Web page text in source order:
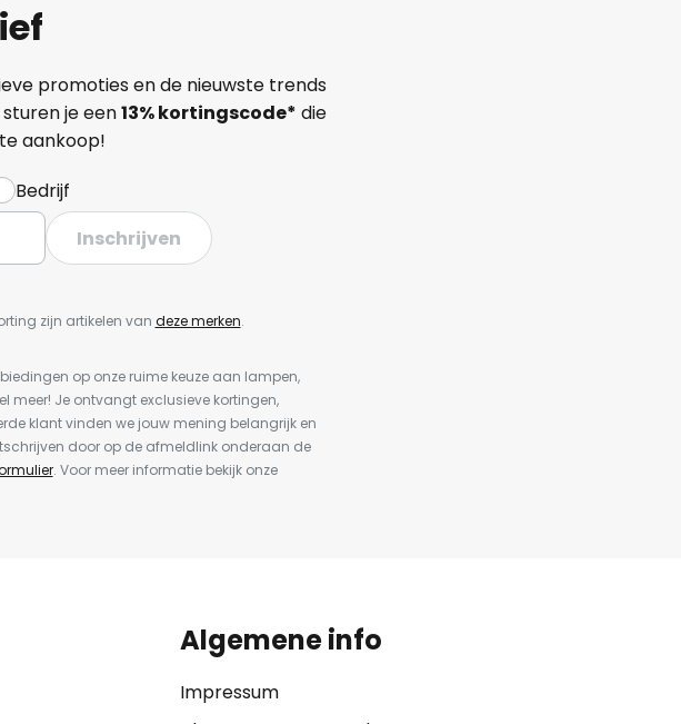
promoties en de nieuwste trends
je een13%kortingscode* die
aankoop!
Bedrijf
Inschrijven
zijn artikelen van deze merken.
op onze ruime keuze aan lampen,
meer! Je ontvangt exclusieve kortingen,
klant vinden we jouw mening belangrijk en
door op de afmeldlink onderaan de
. Voor meer informatie bekijk onze
Algemene info
Impressum